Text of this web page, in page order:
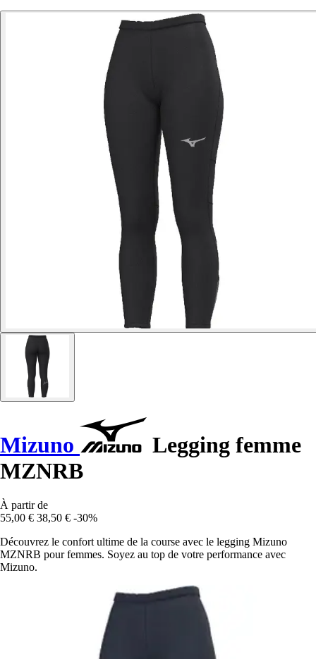
Mizuno
Legging femme
MZNRB
À partir de
55,00 € 38,50 € -30%
Découvrez le confort ultime de la course avec le legging Mizuno
MZNRB pour femmes. Soyez au top de votre performance avec
Mizuno.